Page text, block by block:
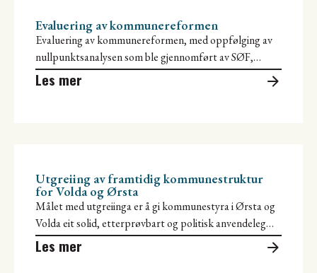
Evaluering av kommunereformen
Evaluering av kommunereformen, med oppfølging av
nullpunktsanalysen som ble gjennomført av SØF,
Telemarksforsking, NIVI Analyse, BI og
Les mer
Utgreiing av framtidig kommunestruktur
for Volda og Ørsta
Målet med utgreiinga er å gi kommunestyra i Ørsta og
Volda eit solid, etterprøvbart og politisk anvendeleg
grunnlag for å
Les mer